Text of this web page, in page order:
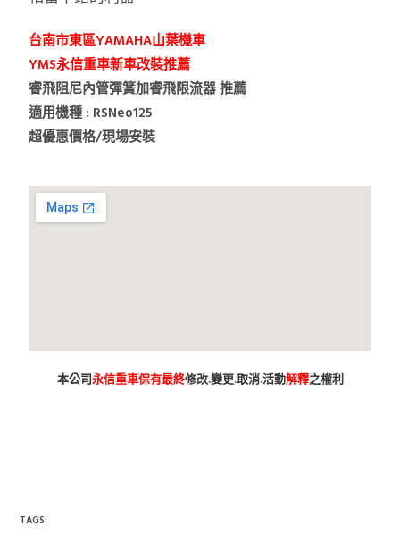
台南市東區YAMAHA山葉機車
YMS永信重車新車改裝推薦
睿飛阻尼內管彈簧加睿飛限流器 推薦
適用機種 : RSNeo125
超優惠價格/現場安裝
本公司永信重車保有最終修改.變更.取消.活動解釋之權利
TAGS: